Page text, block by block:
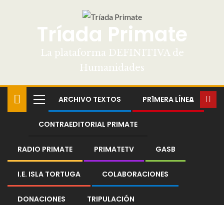
Tríada Primate
La plataforma DEFINITIVA de
Humanidades
ARCHIVO TEXTOS PR1MERA LÍNEA
CONTRAEDITORIAL PRIMATE
RADIO PRIMATE PRIMATETV GASB
I.E. ISLA TORTUGA COLABORACIONES
DONACIONES TRIPULACIÓN